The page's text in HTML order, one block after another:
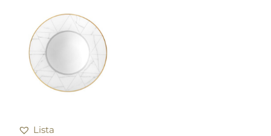
Lista